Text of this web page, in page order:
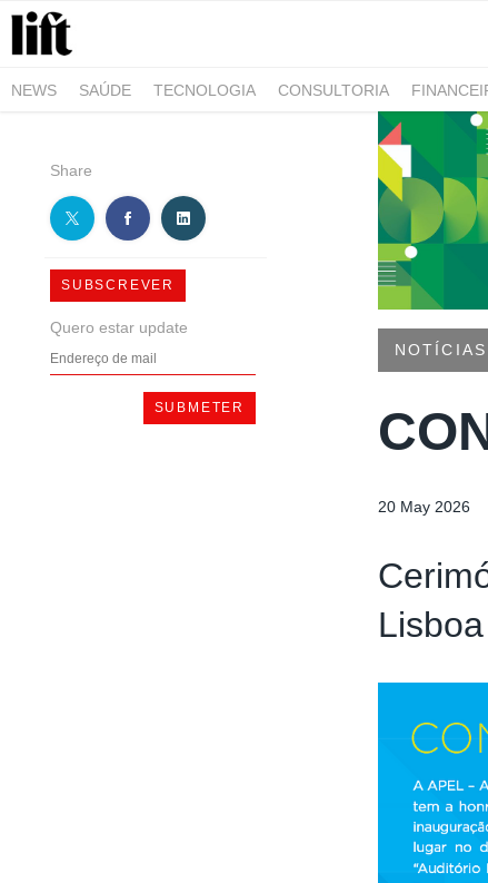
NEWS SAÚDE TECNOLOGIA CONSULTORIA
Share
SUBSCREVER
Quero estar update
NOTÍCIAS
20 May 2026